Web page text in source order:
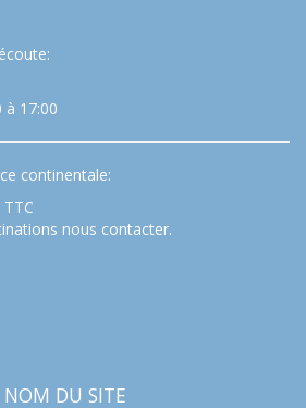
à 17:00
continentale:
nous contacter.
NOM DU SITE